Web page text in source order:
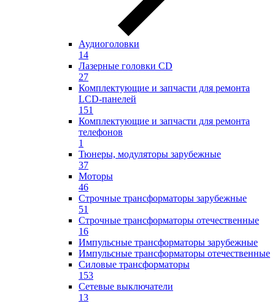
Аудиоголовки
14
Лазерные головки CD
27
Комплектующие и запчасти для ремонта
LCD-панелей
151
Комплектующие и запчасти для ремонта
телефонов
1
Тюнеры, модуляторы зарубежные
37
Моторы
46
Строчные трансформаторы зарубежные
51
Строчные трансформаторы отечественные
16
Импульсные трансформаторы зарубежные
Импульсные трансформаторы отечественные
Силовые трансформаторы
153
Сетевые выключатели
13